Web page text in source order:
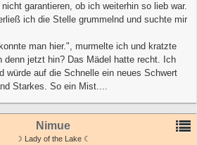
garantieren, ob ich weiterhin so lieb war.
ich die Stelle grummelnd und suchte mir
man hier.", murmelte ich und kratzte
denn jetzt hin? Das Mädel hatte recht. Ich
würde auf die Schnelle ein neues Schwert
Starkes. So ein Mist....
Nimue
☽ Lady of the Lake ☾